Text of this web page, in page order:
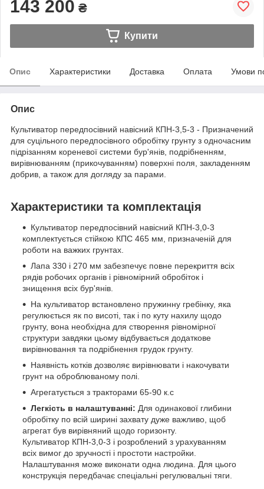
143 200 ₴
Купити
Опис Характеристики Доставка Оплата Умови
Опис
Культиватор передпосівний навісний КПН-3,5-3 - Призначений
для суцільного передпосівного обробітку грунту з одночасним
підрізанням кореневої системи бур'янів, подрібненням,
вирівнюванням (прикочуванням) поверхні поля, закладенням
добрив, а також для догляду за парами.
Характеристики та комплектація
Культиватор передпосівний навісний КПН-3,0-3
комплектується стійкою КПС 465 мм, призначеній для
роботи на важких грунтах.
Лапа 330 і 270 мм забезпечує повне перекриття всіх
рядів робочих органів і рівномірний обробіток і
знищення всіх бур'янів.
На культиватор встановлено пружинну гребінку, яка
регулюється як по висоті, так і по куту нахилу щодо
грунту, вона необхідна для створення рівномірної
структури завдяки цьому відбувається додаткове
вирівнювання та подрібнення грудок грунту.
Наявність котків дозволяє вирівнювати і накочувати
грунт на оброблюваному полі.
Агрегатується з тракторами 65-90 к.с
Легкість в налаштуванні: Для одинакової глибини
обробітку по всій ширині захвату дуже важливо, щоб
агрегат був вирівняний щодо горизонту.
Культиватор КПН-3,0-3 і розроблений з урахуванням
всіх вимог до зручності і простоти настройки.
Налаштування може виконати одна людина. Для цього
конструкція передбачає спеціальні регулювальні тяги.